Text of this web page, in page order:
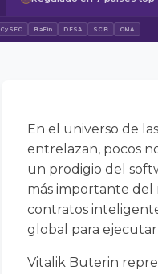
CySEC BaFin DFSA SCB CMA
En el universo de
entrelazan, pocos
un prodigio del
más importante del
contratos
global para ejecutar
Vitalik Buterin